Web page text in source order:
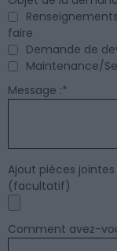
faire
Demande de
Maintenance/
Message :*
Ajout pièces
(facultatif)
Comment avez-